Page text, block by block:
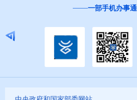
一部手机办事通